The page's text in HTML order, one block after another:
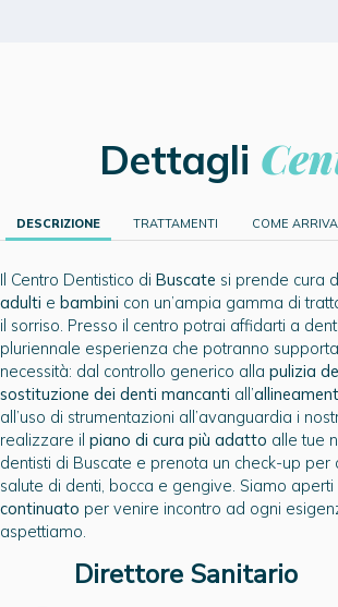
Dettagli
DESCRIZIONE TRATTAMENTI COME
Il Centro Dentistico di Buscate si prende cura
adulti e bambini con un’ampia gamma di
il sorriso. Presso il centro potrai affidarti a
pluriennale esperienza che potranno
necessità: dal controllo generico alla pulizia
sostituzione dei denti mancanti all’
all’uso di strumentazioni all’avanguardia i
realizzare il piano di cura più adatto alle tue
dentisti di Buscate e prenota un check-up per
salute di denti, bocca e gengive. Siamo aperti
continuato per venire incontro ad ogni
aspettiamo.
Direttore Sanitario